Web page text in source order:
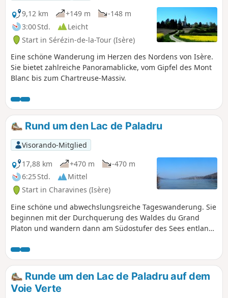
9,12 km
+149 m
-148 m
3:00 Std.
Leicht
Start in Sérézin-de-la-Tour (Isère)
Eine schöne Wanderung im Herzen des Nordens von Isère.
Sie bietet zahlreiche Panoramablicke, vom Gipfel des Mont
Blanc bis zum Chartreuse-Massiv.
Rund um den Lac de Paladru
Visorando-Mitglied
17,88 km
+470 m
-470 m
6:25 Std.
Mittel
Start in Charavines (Isère)
Eine schöne und abwechslungsreiche Tageswanderung. Sie
beginnen mit der Durchquerung des Waldes du Grand
Platon und wandern dann am Südostufer des Sees entlang,
wechseln die Uferseite und wandern entlang der
Sumpfgebiete Feydelière und Véronnière
(Naturschutzgebiete). Der Rückweg erfolgt über das
Nordwestufer mit schönen Ausblicken auf die Chartreuse
und, bei klarem Wetter, auf den Mont-Blanc.
Runde um den Lac de Paladru auf dem
Voie Verte